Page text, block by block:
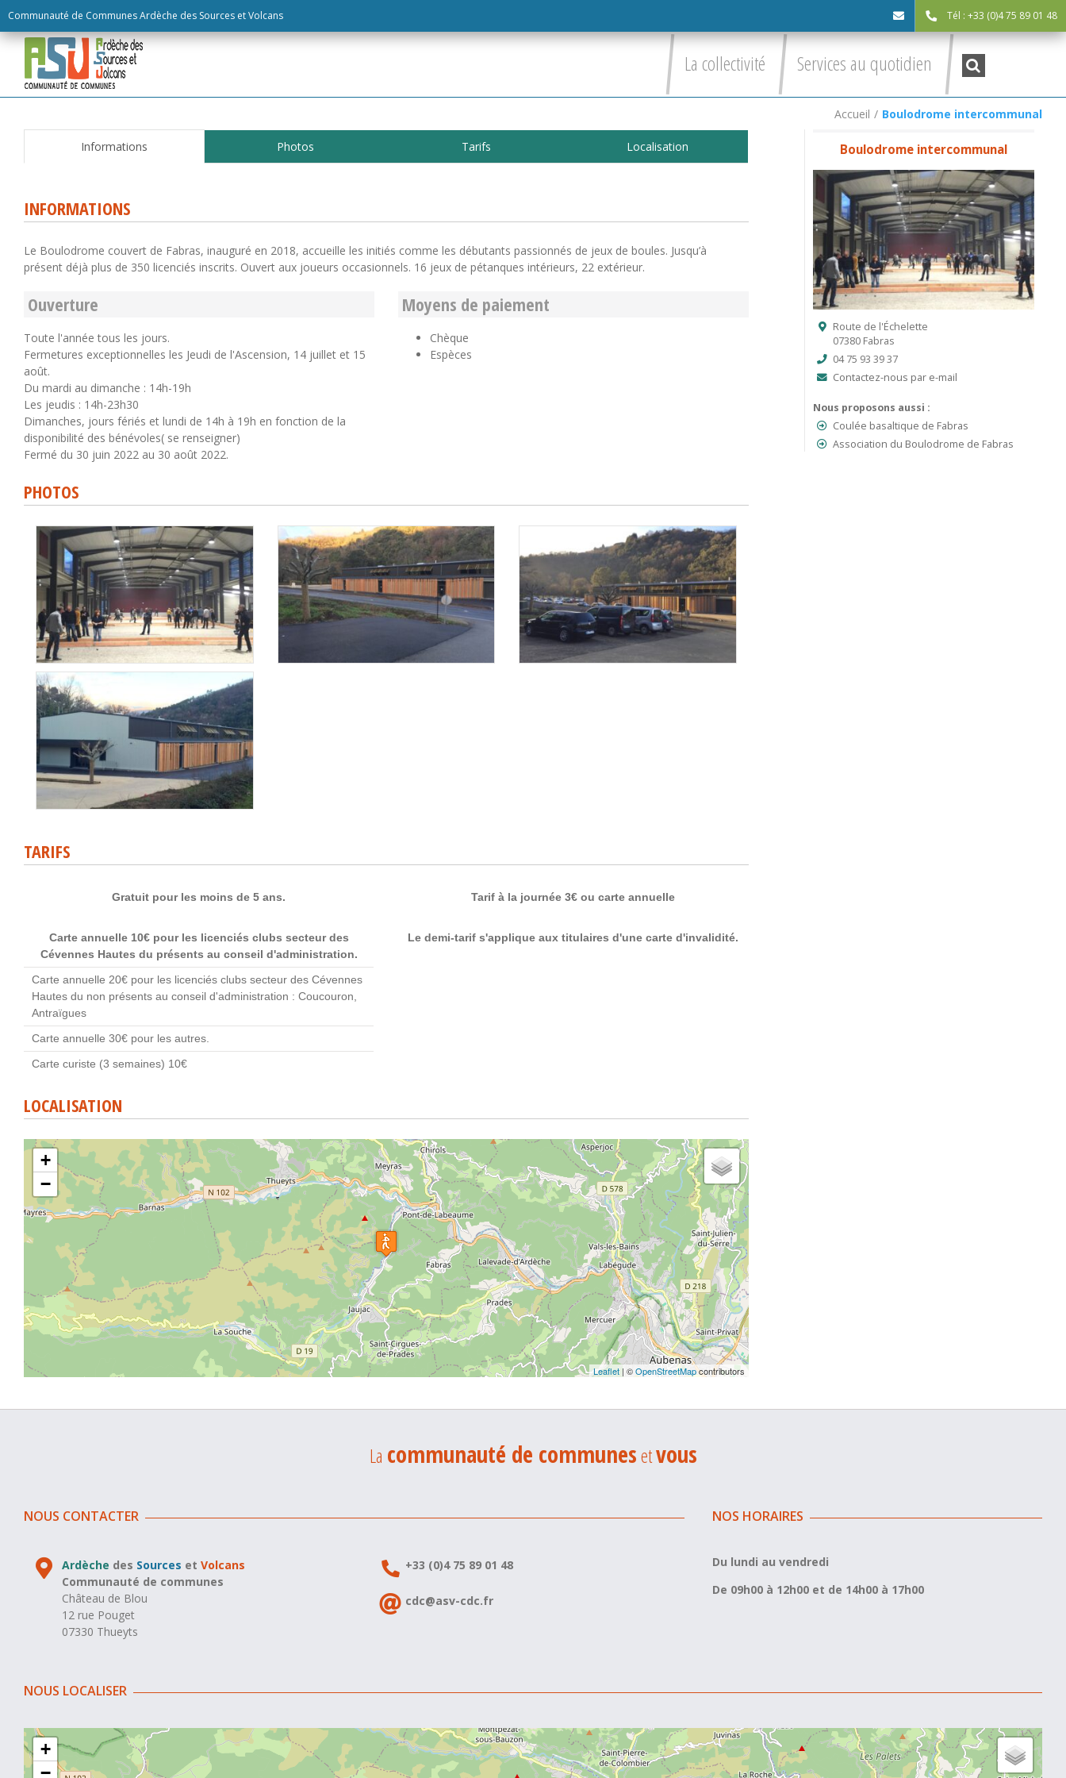
Communauté de Communes Ardèche des Sources et Volcans Tél : +33 (0)4 75 89 01 48
to
content
La collectivité Services au quotidien Recherche
:
Accueil / Boulodrome intercommunal
Informations Photos Tarifs Localisation
INFORMATIONS
Le Boulodrome couvert de Fabras, inauguré en 2018, accueille les initiés comme les débutants passionnés de jeux de boules. Jusqu’à
présent déjà plus de 350 licenciés inscrits. Ouvert aux joueurs occasionnels. 16 jeux de pétanques intérieurs, 22 extérieur.
Ouverture
Toute l'année tous les jours.
Fermetures exceptionnelles les Jeudi de l'Ascension, 14 juillet et 15
août.
Du mardi au dimanche : 14h-19h
Les jeudis : 14h-23h30
Dimanches, jours fériés et lundi de 14h à 19h en fonction de la
disponibilité des bénévoles( se renseigner)
Fermé du 30 juin 2022 au 30 août 2022.
Moyens de paiement
Chèque
Espèces
PHOTOS
TARIFS
Gratuit pour les moins de 5 ans. Tarif à la journée 3€ ou carte annuelle
Carte annuelle 10€ pour les licenciés clubs secteur des
Cévennes Hautes du présents au conseil d'administration.
Carte annuelle 20€ pour les licenciés clubs secteur des Cévennes
Hautes du non présents au conseil d'administration : Coucouron,
Antraïgues
Carte annuelle 30€ pour les autres.
Carte curiste (3 semaines) 10€
Le demi-tarif s'applique aux titulaires d'une carte d'invalidité.
LOCALISATION
+
−
Leaflet| ©OpenStreetMapcontributors
Boulodrome intercommunal
Route de l'Échelette
07380 Fabras
04 75 93 39 37
Contactez-nous par e-mail
Nous proposons aussi :
Coulée basaltique de Fabras
Association du Boulodrome de Fabras
La communauté de communesetvous
NOUS CONTACTER
Ardèche des Sources etVolcans
Communauté de communes
Château de Blou
12 rue Pouget
07330 Thueyts
+33 (0)4 75 89 01 48
cdc@asv-cdc.fr
NOS HORAIRES
Du lundi au vendredi
De 09h00 à 12h00 et de 14h00 à 17h00
NOUS LOCALISER
+
−